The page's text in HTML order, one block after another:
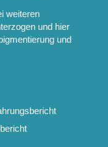
weiteren
und hier
und